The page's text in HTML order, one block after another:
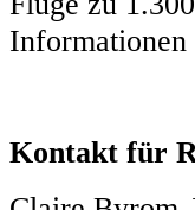
Kontakt für